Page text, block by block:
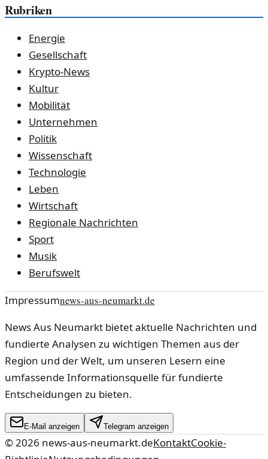
Rubriken
Energie
Gesellschaft
Krypto-News
Kultur
Mobilität
Unternehmen
Politik
Wissenschaft
Technologie
Leben
Wirtschaft
Regionale Nachrichten
Sport
Musik
Berufswelt
Impressumnews-aus-neumarkt.de
News Aus Neumarkt bietet aktuelle Nachrichten und
fundierte Analysen zu wichtigen Themen aus der
Region und der Welt, um unseren Lesern eine
umfassende Informationsquelle für fundierte
Entscheidungen zu bieten.
E-Mail anzeigen Telegram anzeigen
©2026 news-aus-neumarkt.deKontaktCookie-